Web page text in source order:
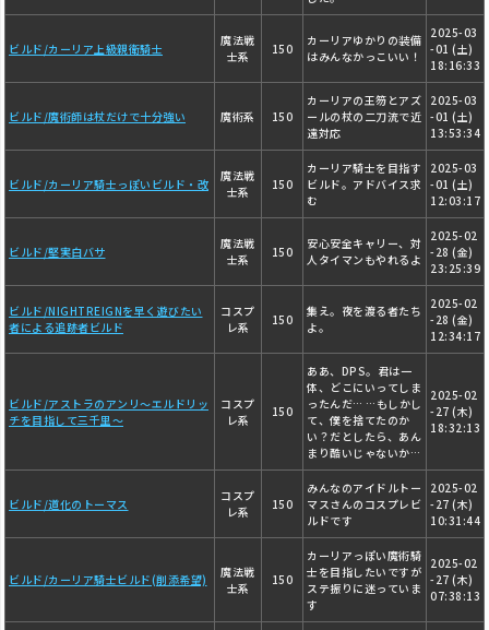
ビルド/カーリア上級親衛騎士
魔法戦
士系
150
カーリアゆかりの装備
はみんなかっこいい！
2025-03
-01 (土)
18:16:33
ビルド/魔術師は杖だけで十分強い 魔術系 150
カーリアの王笏とアズ
ールの杖の二刀流で近
遠対応
2025-03
-01 (土)
13:53:34
ビルド/カーリア騎士っぽいビルド・改
魔法戦
士系
150
カーリア騎士を目指す
ビルド。アドバイス求
む
2025-03
-01 (土)
12:03:17
ビルド/堅実白バサ
魔法戦
士系
150
安心安全キャリー、対
人タイマンもやれるよ
2025-02
-28 (金)
23:25:39
ビルド/NIGHTREIGNを早く遊びたい
者による追跡者ビルド
コスプ
レ系
150
集え。夜を渡る者たち
よ。
2025-02
-28 (金)
12:34:17
ビルド/アストラのアンリ〜エルドリッ
チを目指して三千里〜
コスプ
レ系
150
ああ、DPS。君は一
体、どこにいってしま
ったんだ… …もしかし
て、僕を捨てたのか
い？だとしたら、あん
まり酷いじゃないか…
2025-02
-27 (木)
18:32:13
ビルド/道化のトーマス
コスプ
レ系
150
みんなのアイドルトー
マスさんのコスプレビ
ルドです
2025-02
-27 (木)
10:31:44
ビルド/カーリア騎士ビルド(削添希望)
魔法戦
士系
150
カーリアっぽい魔術騎
士を目指したいですが
ステ振りに迷っていま
す
2025-02
-27 (木)
07:38:13